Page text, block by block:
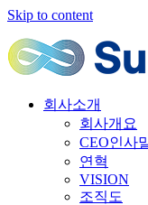
Skip to content
회사소개
회사개요
CEO인사
연혁
VISION
조직도